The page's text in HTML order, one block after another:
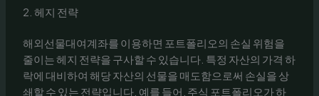
2. 헤지 전략
해외선물대여계좌를 이용하면 포트폴리오의 손실 위험을
줄이는 헤지 전략을 구사할 수 있습니다. 특정 자산의 가격 하
락에 대비하여 해당 자산의 선물을 매도함으로써 손실을 상
쇄할 수 있는 전략입니다. 예를 들어, 주식 포트폴리오가 하